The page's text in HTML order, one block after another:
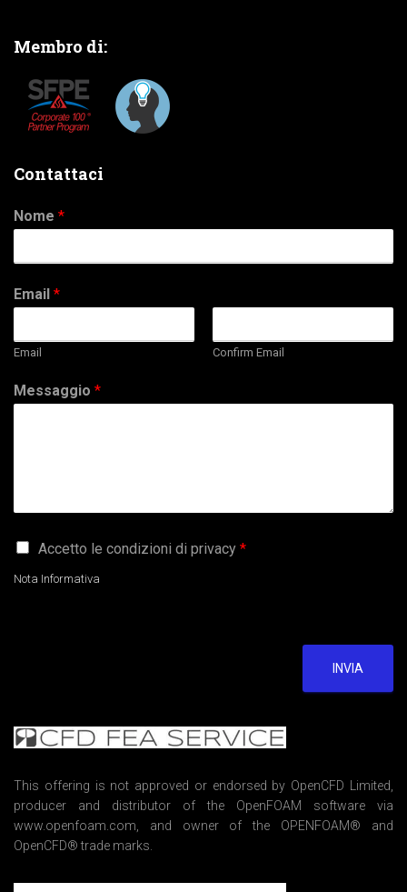
Membro di:
Contattaci
Nome *
Email *
Email Confirm Email
Messaggio *
G
P
e
n
*
Accetto le condizioni di privacy *
Nota Informativa
INVIA
This offering is not approved or endorsed by OpenCFD Limited,
producer and distributor of the OpenFOAM software via
www.openfoam.com, and owner of the OPENFOAM® and
OpenCFD® trade marks.